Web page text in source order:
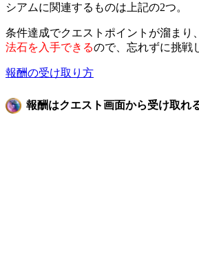
シアムに関連するものは上記の2つ。
条件達成でクエストポイントが溜まり、
法石を入手できるので、忘れずに挑戦
報酬の受け取り方
報酬はクエスト画面から受け取れ